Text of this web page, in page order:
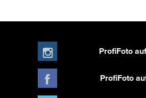
ProfiFoto
ProfiFoto